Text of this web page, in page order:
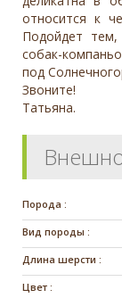
относится к
Подойдет тем,
собак-
под
Звоните!
Татьяна.
Порода :
Вид породы :
Длина шерсти :
Цвет :